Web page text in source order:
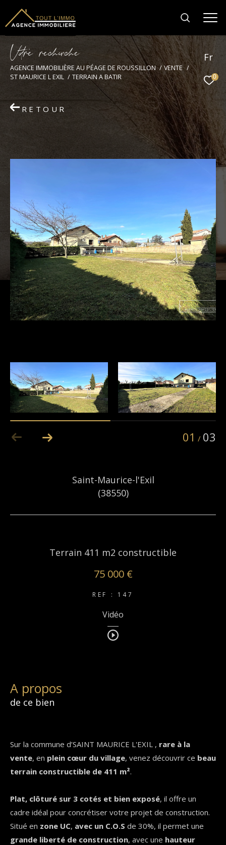
Fr
0
Vore recece
AGENCE IMMOBILIÈRE AU PÉAGE DE ROUSSILLON
VENTE
ST MAURICE L EXIL
TERRAIN A BATIR
RETOUR
01 / 03
Saint-Maurice-l'Exil
(38550)
Terrain 411 m2 constructible
75 000 €
REF : 147
Vidéo
a propos
de ce bien
Sur la commune d’SAINT MAURICE L'EXIL , rare à la
vente, en plein cœur du village, venez découvrir ce beau
terrain constructible de 411 m².
Plat, clôturé sur 3 cotés et bien exposé, il offre un
cadre idéal pour concrétiser votre projet de construction.
Situé en zone UC, avec un C.O.S de 30%, il permet une
grande liberté de construction, avec une hauteur